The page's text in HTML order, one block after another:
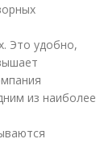
Это удобно,
из наиболее